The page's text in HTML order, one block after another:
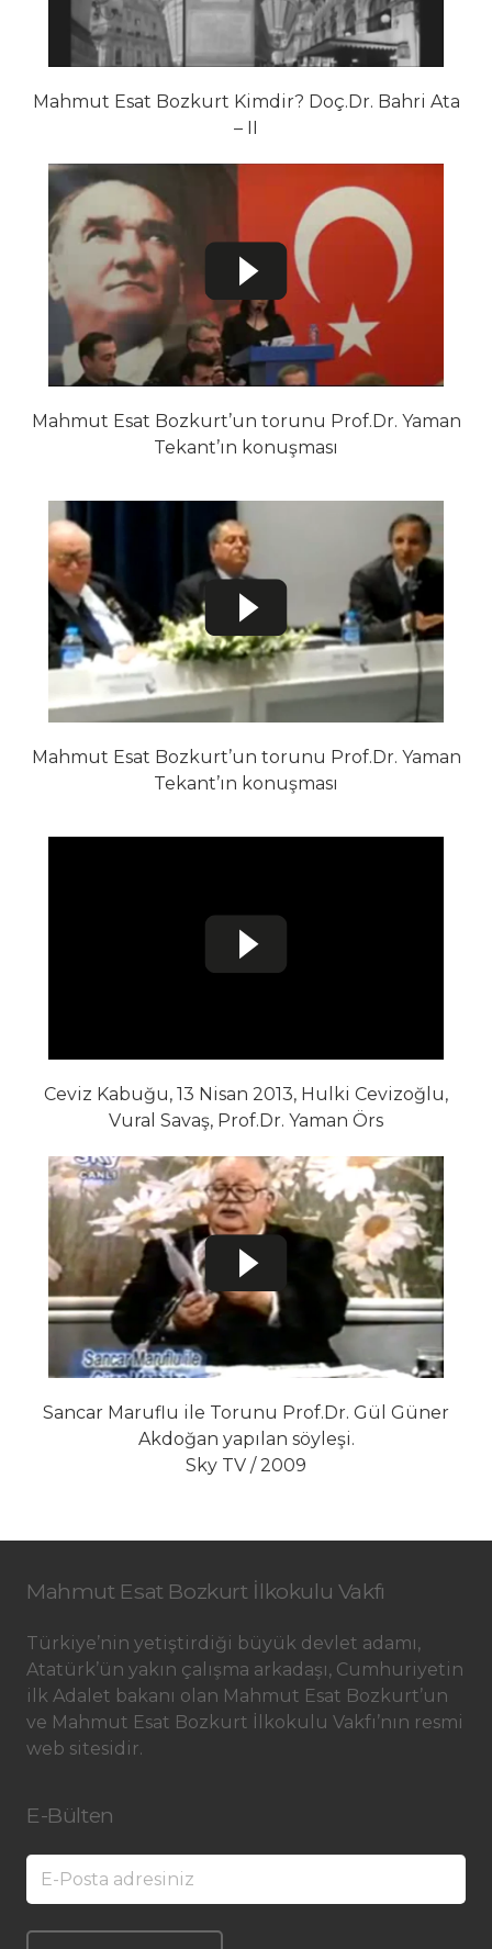
Mahmut Esat Bozkurt Kimdir? Doç.Dr. Bahri Ata
– II
Mahmut Esat Bozkurt’un torunu Prof.Dr. Yaman
Tekant’ın konuşması
Mahmut Esat Bozkurt’un torunu Prof.Dr. Yaman
Tekant’ın konuşması
Ceviz Kabuğu, 13 Nisan 2013, Hulki Cevizoğlu,
Vural Savaş, Prof.Dr. Yaman Örs
Sancar Maruflu ile Torunu Prof.Dr. Gül Güner
Akdoğan yapılan söyleşi.
Sky TV / 2009
Mahmut Esat Bozkurt İlkokulu Vakfı
Türkiye’nin yetiştirdiği büyük devlet adamı,
Atatürk’ün yakın çalışma arkadaşı, Cumhuriyetin
ilk Adalet bakanı olan Mahmut Esat Bozkurt’un
ve Mahmut Esat Bozkurt İlkokulu Vakfı’nın resmi
web sitesidir.
E-Bülten